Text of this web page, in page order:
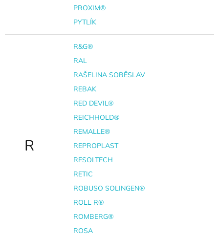
PROXIM®
PYTLÍK
R
R&G®
RAL
RAŠELINA SOBĚSLAV
REBAK
RED DEVIL®
REICHHOLD®
REMALLE®
REPROPLAST
RESOLTECH
RETIC
ROBUSO SOLINGEN®
ROLL R®
ROMBERG®
ROSA